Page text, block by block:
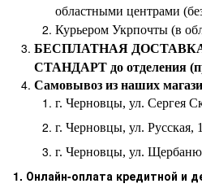
областными центрами
Курьером Укрпочты (в
БЕСПЛАТНАЯ
СТАНДАРТ до отделения
Самовывоз из наших
г. Черновцы, ул. Сергея
г. Черновцы, ул. Русская,
г. Черновцы, ул.
1. Онлайн-оплата кредитной и